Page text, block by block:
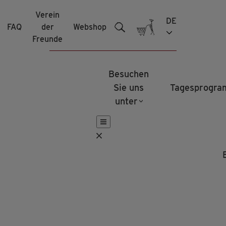
to
content
FAQ
Verein
der
Freunde
Webshop
DE
Besuchen
Sie uns
unter